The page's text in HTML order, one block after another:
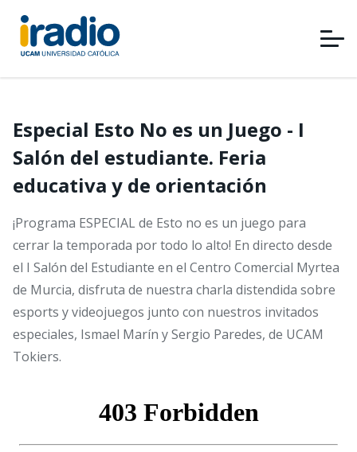
Pasar
contenido
principal
Especial Esto No es un Juego - I
Salón del estudiante. Feria
educativa y de orientación
¡Programa ESPECIAL de Esto no es un juego para
cerrar la temporada por todo lo alto! En directo desde
el I Salón del Estudiante en el Centro Comercial Myrtea
de Murcia, disfruta de nuestra charla distendida sobre
esports y videojuegos junto con nuestros invitados
especiales, Ismael Marín y Sergio Paredes, de UCAM
Tokiers.